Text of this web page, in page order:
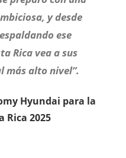
y desde
ese
Rica vea a sus
más alto nivel”.
Hyundai para la
Rica 2025